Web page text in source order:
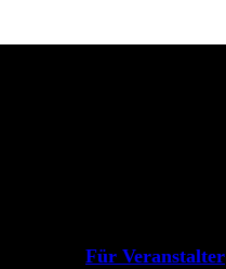
Für Veranstalter